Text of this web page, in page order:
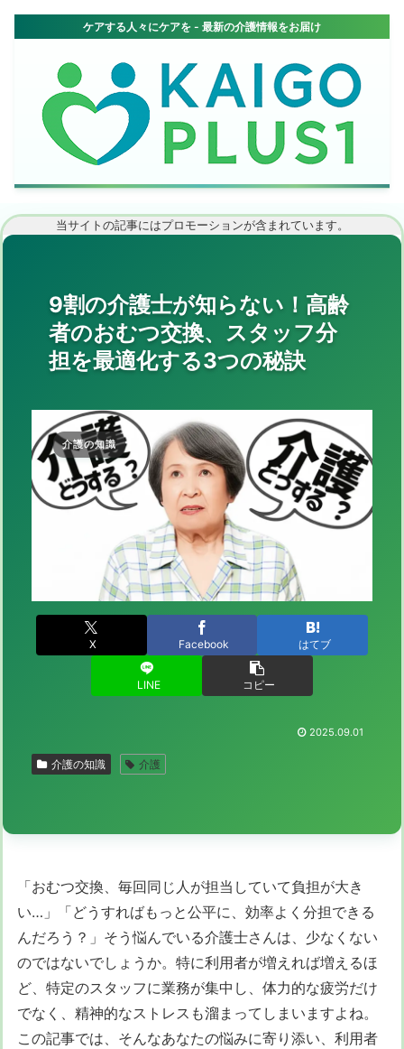
当サイトの記事にはプロモーションが含まれています。
9割の介護士が知らない！高齢
者のおむつ交換、スタッフ分
担を最適化する3つの秘訣
介護の知識
X Facebook はてブ
LINE コピー
2025.09.01
介護の知識 介護
「おむつ交換、毎回同じ人が担当していて負担が大き
い…」「どうすればもっと公平に、効率よく分担できる
んだろう？」そう悩んでいる介護士さんは、少なくない
のではないでしょうか。特に利用者が増えれば増えるほ
ど、特定のスタッフに業務が集中し、体力的な疲労だけ
でなく、精神的なストレスも溜まってしまいますよね。
この記事では、そんなあなたの悩みに寄り添い、利用者